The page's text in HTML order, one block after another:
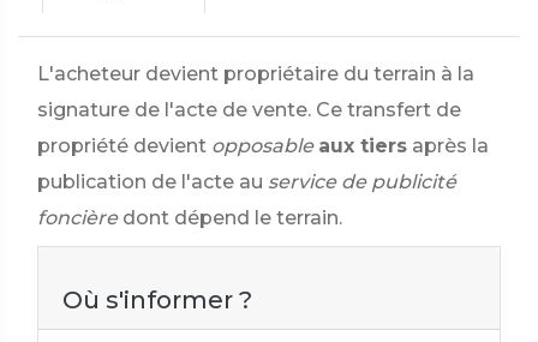
L'acheteur devient propriétaire du terrain à la
signature de l'acte de vente. Ce transfert de
propriété devient opposable aux tiers après la
publication de l'acte au service de publicité
foncière dont dépend le terrain.
Où s'informer ?